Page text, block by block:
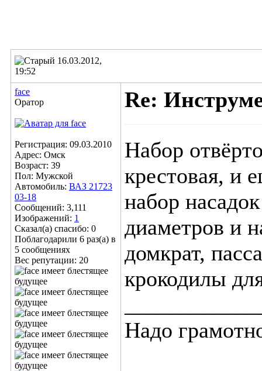
16.03.2012,
19:52
face
Оратор
Регистрация: 09.03.2010
Адрес: Омск
Возраст: 39
Пол: Мужской
Автомобиль: ВАЗ 21723
03-18
Сообщений: 3,111
Изображений: 1
Сказал(а) спасибо: 0
Поблагодарили 6 раз(а) в
5 сообщениях
Вес репутации: 20
Re:
Набор
крестовая, и
набор
диаметров и
домкрат,
крокодилы
Надо